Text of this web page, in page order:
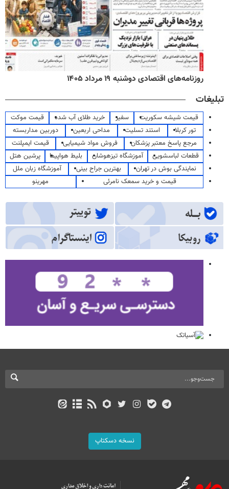
روزنامه‌های اقتصادی دوشنبه ۱۹ مرداد ۱۴۰۵
تبلیغات
قیمت شیشه سکوریت سفیر خرید طلای آب شده
قیمت موکت
تور کربلا
استند تسلیت مداحی اربعین
دوربین مداربسته
مرجع پاسخ معتبر پزشکان
فروش مواد شیمیایی
قیمت ایمپلنت
قطعات لباسشویی
آموزشگاه تیزهوشان بلیط هواپیما
پرشین هتل
نمایندگی بوش در تهران
بهترین جراح بینی
آموزشگاه زبان ملل
قیمت و خرید سمعک نامرئی
مهرینو
نسخه دسکتاپ